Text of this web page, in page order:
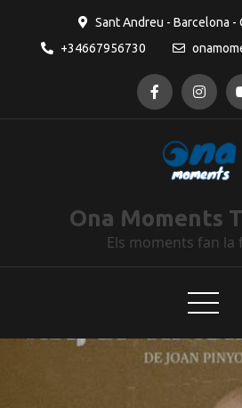
Sant Andreu - Barcelona -
+34667956730
Ona Moments
Els moments fan la